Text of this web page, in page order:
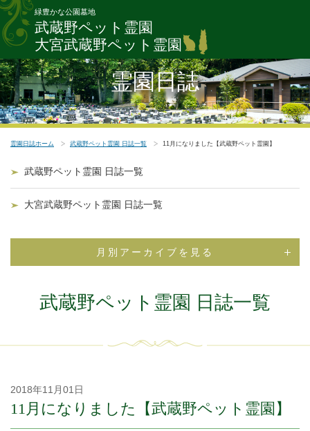
緑豊かな公園墓地
武蔵野ペット霊園
大宮武蔵野ペット霊園
霊園日誌
霊園日誌ホーム 武蔵野ペット霊園 日誌一覧 11月になりました【武蔵野ペット霊園】
武蔵野ペット霊園 日誌一覧
大宮武蔵野ペット霊園 日誌一覧
月別アーカイブを見る
武蔵野ペット霊園 日誌一覧
2018年11月01日
11月になりました【武蔵野ペット霊園】